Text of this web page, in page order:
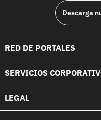
Descarga
RED DE PORTALES
SERVICIOS
LEGAL